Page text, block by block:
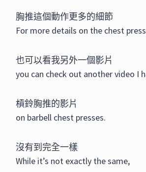
胸推這個動作更多的細節
For more details on the chest
也可以看我另外一個影片
you can check out another video I
槓鈴胸推的影片
on barbell chest presses.
沒有到完全一樣
While it’s not exactly the same,